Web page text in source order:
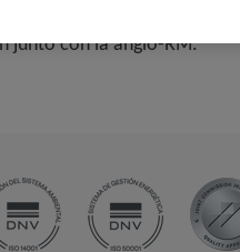
aquellos pacientes que
junto con la angio-RM.